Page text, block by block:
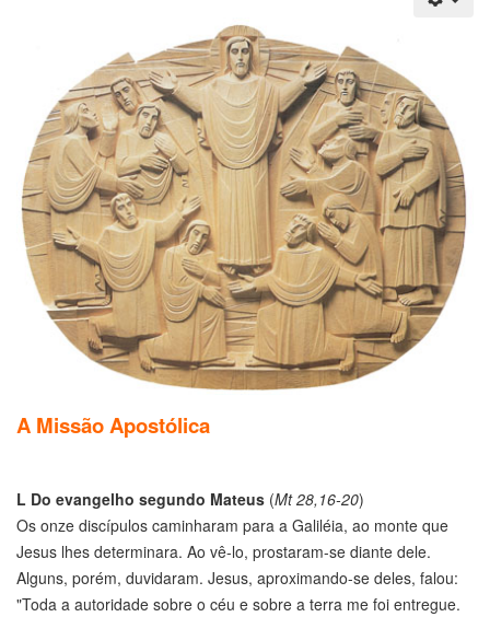
A Missão Apostólica
L Do evangelho segundo Mateus (Mt 28,16-20)
Os onze discípulos caminharam para a Galiléia, ao monte que
Jesus lhes determinara. Ao vê-lo, prostaram-se diante dele.
Alguns, porém, duvidaram. Jesus, aproximando-se deles, falou:
"Toda a autoridade sobre o céu e sobre a terra me foi entregue.